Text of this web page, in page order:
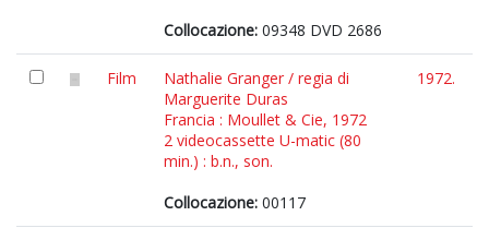
Collocazione: 09348 DVD 2686
Film
Nathalie Granger / regia di
Marguerite Duras
Francia : Moullet & Cie, 1972
2 videocassette U-matic (80
min.) : b.n., son.
Collocazione: 00117
1972.